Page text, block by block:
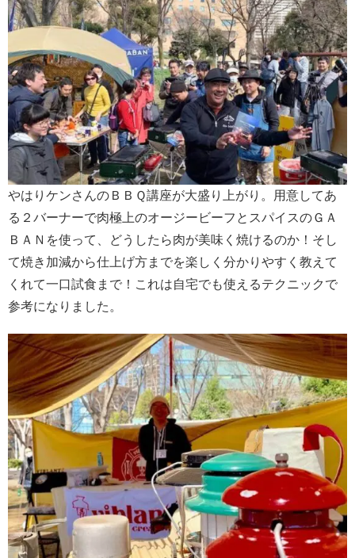
やはりケンさんのＢＢＱ講座が大盛り上がり。用意してあ
る２バーナーで肉極上のオージービーフとスパイスのＧＡ
ＢＡＮを使って、どうしたら肉が美味く焼けるのか！そし
て焼き加減から仕上げ方までを楽しく分かりやすく教えて
くれて一口試食まで！これは自宅でも使えるテクニックで
参考になりました。